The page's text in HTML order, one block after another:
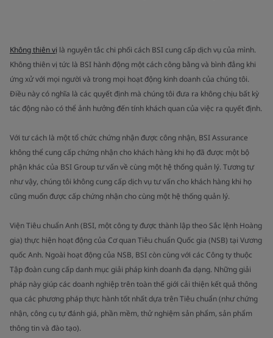
Không thiên vị là nguyên tắc chi phối cách BSI cung cấp dịch vụ của mình.
Không thiên vị tức là BSI hành động một cách công bằng và bình đẳng khi
ứng xử với mọi người và trong mọi hoạt động kinh doanh của chúng tôi.
Điều này có nghĩa là các quyết định mà chúng tôi đưa ra không chịu bất kỳ
tác động nào có thể ảnh hưởng đến tính khách quan của việc ra quyết định.
Với tư cách là một tổ chức chứng nhận được công nhận, BSI Assurance
không thể cung cấp chứng nhận cho khách hàng khi họ đã được một bộ
phận khác của BSI Group tư vấn về cùng một hệ thống quản lý. Tương tự
như vậy, chúng tôi không cung cấp dịch vụ tư vấn cho khách hàng khi họ
cũng muốn được cấp chứng nhận cho cùng một hệ thống quản lý.
Viện Tiêu chuẩn Anh (BSI, một công ty được thành lập theo Sắc lệnh Hoàng
gia) thực hiện hoạt động của Cơ quan Tiêu chuẩn Quốc gia (NSB) tại Vương
quốc Anh. Ngoài hoạt động của NSB, BSI còn cùng với các Công ty thuộc
Tập đoàn cung cấp danh mục giải pháp kinh doanh đa dạng. Những giải
pháp này giúp các doanh nghiệp trên toàn thế giới cải thiện kết quả thông
qua các phương pháp thực hành tốt nhất dựa trên Tiêu chuẩn (như chứng
nhận, công cụ tự đánh giá, phần mềm, thử nghiệm sản phẩm, sản phẩm
thông tin và đào tạo).